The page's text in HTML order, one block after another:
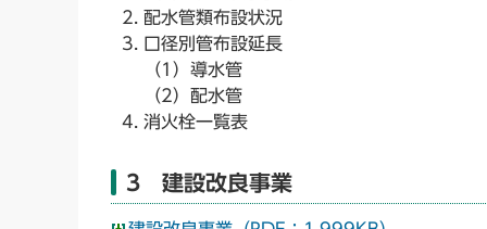
配水管類布設状況
口径別管布設延長
（1）導水管
（2）配水管
消火栓一覧表
3 建設改良事業